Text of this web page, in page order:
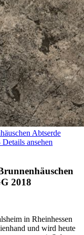
Abtserde
ansehen
2018
in Rheinhessen
und wird heute